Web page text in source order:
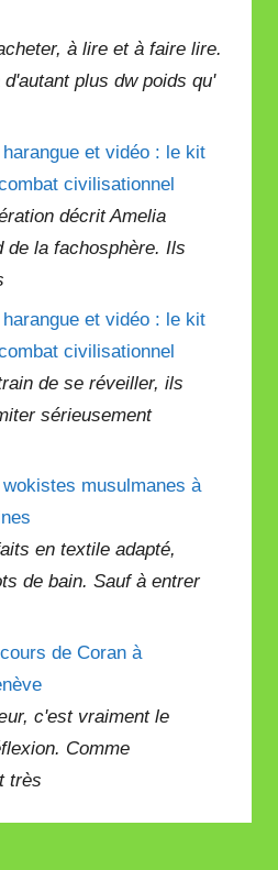
à lire et à faire lire.
plus dw poids qu'
et vidéo : le kit
civilisationnel
décrit Amelia
de la fachosphère. Ils
et vidéo : le kit
civilisationnel
de se réveiller, ils
sérieusement
wokistes musulmanes à
en textile adapté,
de bain. Sauf à entrer
de Coran à
c'est vraiment le
Comme
très